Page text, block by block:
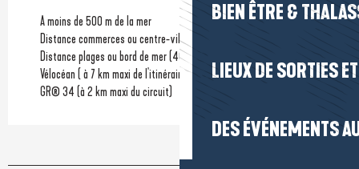
BIEN ÊTRE &
LIEUX DE SORTIES
DES ÉVÉNEMENTS
A moins de 500 m de la mer
Distance commerces ou centre-ville
Distance plages ou bord de mer(400km)
Vélocéan ( à 7 km maxi de l'itinéraire)
GR® 34 (à 2 km maxi du circuit)